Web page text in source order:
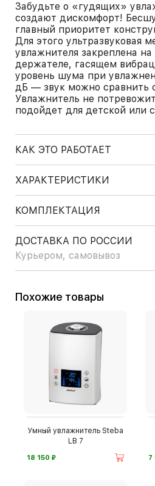
Забудьте о «гудящих»
создают дискомфорт!
главный приоритет
Для этого ультразвуковая
увлажнителя закреплена на
держателе, гасящем
уровень шума при
дБ — звук можно сравнить
Увлажнитель не
подойдет для детской или
КАК ЭТО РАБОТАЕТ
ХАРАКТЕРИСТИКИ
КОМПЛЕКТАЦИЯ
ДОСТАВКА ПО РОССИИ
Курьером, самовывоз
Похожие товары
Умный увлажнитель Steba
LB 7
18 150 ⃏ 7